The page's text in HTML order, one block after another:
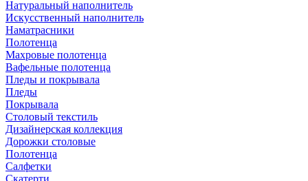
Натуральный наполнитель
Искуcственный наполнитель
Наматрасники
Полотенца
Махровые полотенца
Вафельные полотенца
Пледы и покрывала
Пледы
Покрывала
Столовый текстиль
Дизайнерская коллекция
Дорожки столовые
Полотенца
Салфетки